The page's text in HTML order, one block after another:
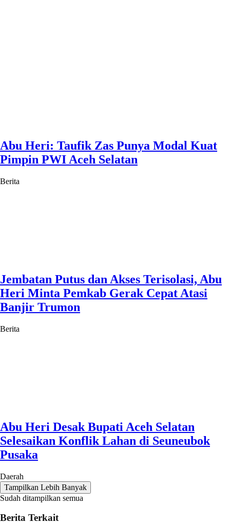
Abu Heri: Taufik Zas Punya Modal Kuat
Pimpin PWI Aceh Selatan
Berita
Jembatan Putus dan Akses Terisolasi, Abu
Heri Minta Pemkab Gerak Cepat Atasi
Banjir Trumon
Berita
Abu Heri Desak Bupati Aceh Selatan
Selesaikan Konflik Lahan di Seuneubok
Pusaka
Daerah
Tampilkan Lebih Banyak
Sudah ditampilkan semua
Berita Terkait